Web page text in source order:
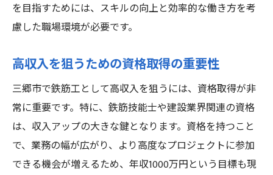
を目指すためには、スキルの向上と効率的な働き方を考
慮した職場環境が必要です。
高収入を狙うための資格取得の重要性
三郷市で鉄筋工として高収入を狙うには、資格取得が非
常に重要です。特に、鉄筋技能士や建設業界関連の資格
は、収入アップの大きな鍵となります。資格を持つこと
で、業務の幅が広がり、より高度なプロジェクトに参加
できる機会が増えるため、年収1000万円という目標も現